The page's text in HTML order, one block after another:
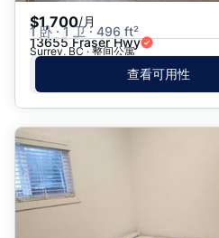
$1,700/月
1 卧 · 1 卫 · 496 ft²
13655 Fraser Hwy
Surrey, BC · 整间公寓
查看可用性